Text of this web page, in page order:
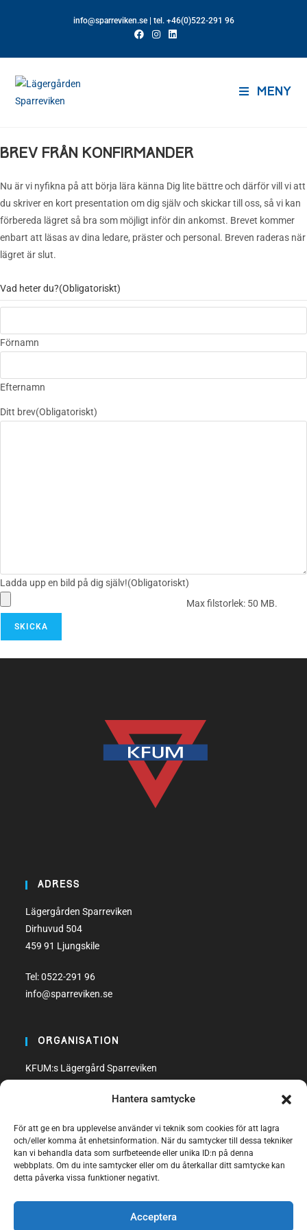
Hantera samtycke
För att ge en bra upplevelse använder vi teknik som cookies för att lagra
och/eller komma åt enhetsinformation. När du samtycker till dessa tekniker
kan vi behandla data som surfbeteende eller unika ID:n på denna
webbplats. Om du inte samtycker eller om du återkallar ditt samtycke kan
detta påverka vissa funktioner negativt.
Acceptera
info@sparreviken.se| tel. +46(0)522-291 96
MENY
BREV FRÅN KONFIRMANDER
Nu är vi nyfikna på att börja lära känna Dig lite bättre och därför vill vi att
du skriver en kort presentation om dig själv och skickar till oss, så vi kan
förbereda lägret så bra som möjligt inför din ankomst. Brevet kommer
enbart att läsas av dina ledare, präster och personal. Breven raderas när
lägret är slut.
Vad heter du?(Obligatoriskt)
Förnamn
Efternamn
Ditt brev(Obligatoriskt)
Ladda upp en bild på dig själv!(Obligatoriskt)
Max filstorlek: 50 MB.
SKICKA
ADRESS
Lägergården Sparreviken
Dirhuvud 504
459 91 Ljungskile
Tel:0522-291 96
info@sparreviken.se
ORGANISATION
KFUM:s Lägergård Sparreviken